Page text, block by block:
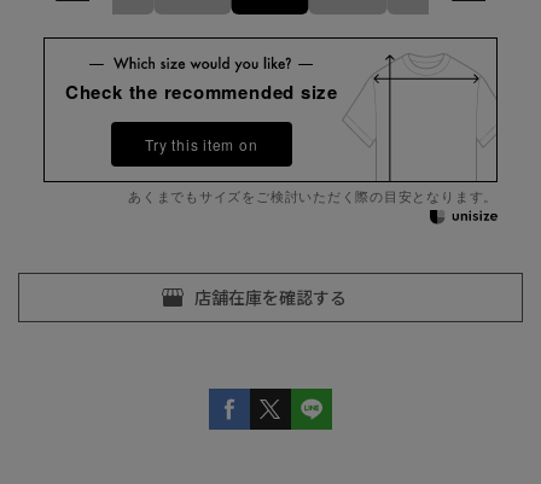
Check the recommended size
Try this item on
あくまでもサイズをご検討いただく際の目安となります。